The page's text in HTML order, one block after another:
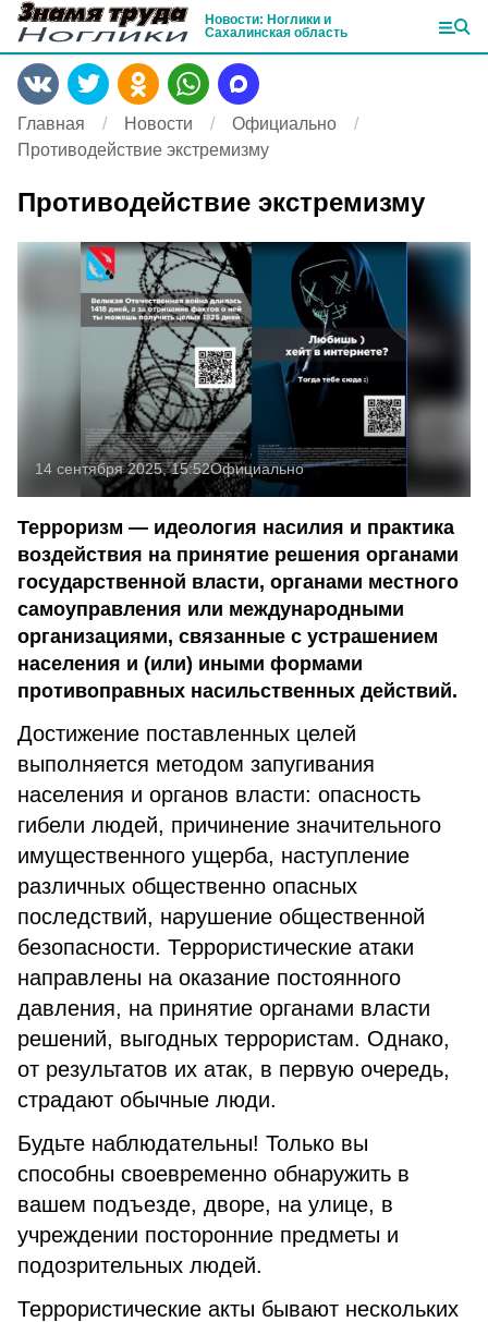
Новости: Ноглики и
Сахалинская область
Главная Новости
Официально
Противодействие экстремизму
Противодействие экстремизму
14 сентября 2025, 15:52Официально
Терроризм — идеология насилия и практика
воздействия на принятие решения органами
государственной власти, органами местного
самоуправления или международными
организациями, связанные с устрашением
населения и (или) иными формами
противоправных насильственных действий.
Достижение поставленных целей
выполняется методом запугивания
населения и органов власти: опасность
гибели людей, причинение значительного
имущественного ущерба, наступление
различных общественно опасных
последствий, нарушение общественной
безопасности. Террористические атаки
направлены на оказание постоянного
давления, на принятие органами власти
решений, выгодных террористам. Однако,
от результатов их атак, в первую очередь,
страдают обычные люди.
Будьте наблюдательны! Только вы
способны своевременно обнаружить в
вашем подъезде, дворе, на улице, в
учреждении посторонние предметы и
подозрительных людей.
Террористические акты бывают нескольких